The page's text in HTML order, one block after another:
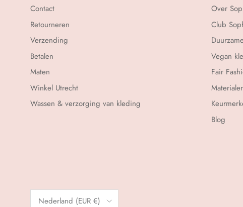
Contact
Retourneren
Verzending
Betalen
Maten
Winkel Utrecht
Wassen & verzorging van kleding
Over
Club
Vegan
Fair
Blog
Nederland (EUR €)